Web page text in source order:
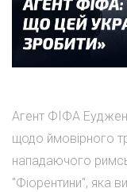
Агент ФІФА
щодо ймовірного
нападаючого
"Фіорентини", яка